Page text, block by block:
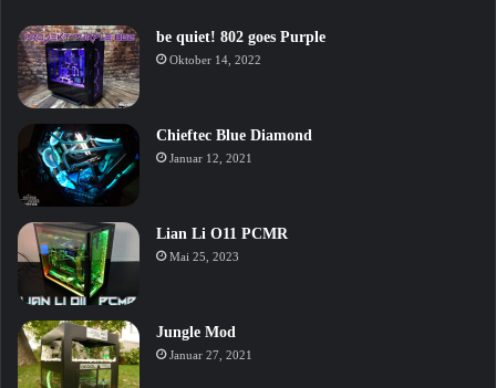
be quiet! 802 goes Purple
Oktober 14, 2022
Chieftec Blue Diamond
Januar 12, 2021
Lian Li O11 PCMR
Mai 25, 2023
Jungle Mod
Januar 27, 2021